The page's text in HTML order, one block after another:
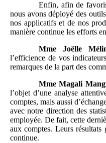
Enfin, afin de
nous avons déployé des
nos applicatifs et de nos
manière continue les efforts
Mme
Joëlle
l’efficience de vos
remarques de la part des
Mme Magali
l’objet d’une analyse
comptes, mais aussi
avec notre direction des
employée. De fait, cette
aux comptes. Leurs résultats
continue.